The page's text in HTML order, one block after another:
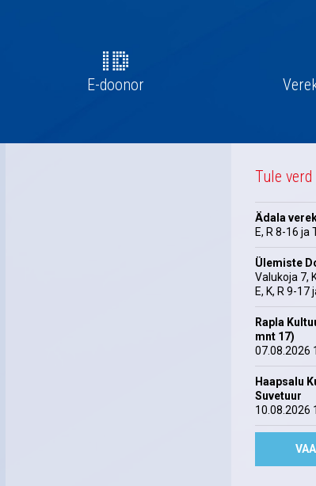
E-doonor
Tule
Ädala
E, R 8-16 ja
Ülemiste
Valukoja 7,
E, K, R 9-17
Rapla
mnt 17)
07.08.2026
Haapsalu
Suvetuur
10.08.2026